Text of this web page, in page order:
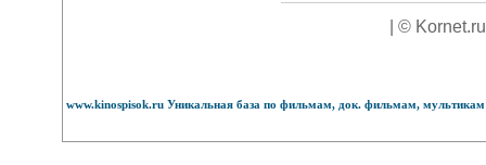
| ©
www.kinospisok.ru Уникальная база по фильмам, док. фильмам,